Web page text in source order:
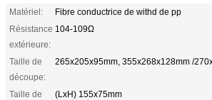
Matériel:
Fibre conductrice de withd de pp
Résistance
extérieure:
104-109Ω
Taille de
découpe:
265x205x95mm, 355x268x128mm /
Taille de
(LxH) 155x75mm